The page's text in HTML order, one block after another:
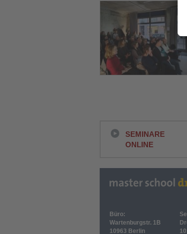
SEMINARE
ONLINE
Büro:
Wartenburgstr. 1B
10963 Berlin